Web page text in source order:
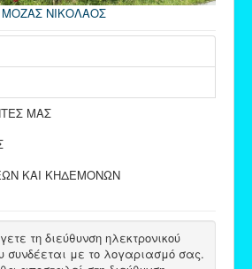
ΜΟΖΑΣ ΝΙΚΟΛΑΟΣ
ΜΑΣ
ΚΑΙ ΚΗΔΕΜΟΝΩΝ
τη διεύθυνση ηλεκτρονικού
συνδέεται με το λογαριασμό σας.